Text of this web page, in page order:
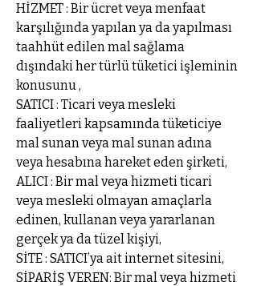
HİZMET : Bir ücret veya menfaat
karşılığında yapılan ya da yapılması
taahhüt edilen mal sağlama
dışındaki her türlü tüketici işleminin
konusunu ,
SATICI : Ticari veya mesleki
faaliyetleri kapsamında tüketiciye
mal sunan veya mal sunan adına
veya hesabına hareket eden şirketi,
ALICI : Bir mal veya hizmeti ticari
veya mesleki olmayan amaçlarla
edinen, kullanan veya yararlanan
gerçek ya da tüzel kişiyi,
SİTE : SATICI’ya ait internet sitesini,
SİPARİŞ VEREN: Bir mal veya hizmeti